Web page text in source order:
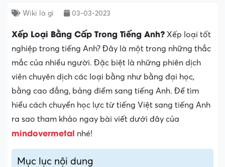
Wiki là gì 03-03-2023
Xếp Loại Bằng Cấp Trong Tiếng Anh? Xếp loại tốt
nghiệp trong tiếng Anh? Đây là một trong những thắc
mắc của nhiều người. Đặc biệt là những phiên dịch
viên chuyên dịch các loại bằng như bằng đại học,
bằng cao đẳng, bảng điểm sang tiếng Anh. Để tìm
hiểu cách chuyển học lực từ tiếng Việt sang tiếng Anh
ra sao tham khảo ngay bài viết dưới đây của
mindovermetal nhé!
Mục lục nội dung